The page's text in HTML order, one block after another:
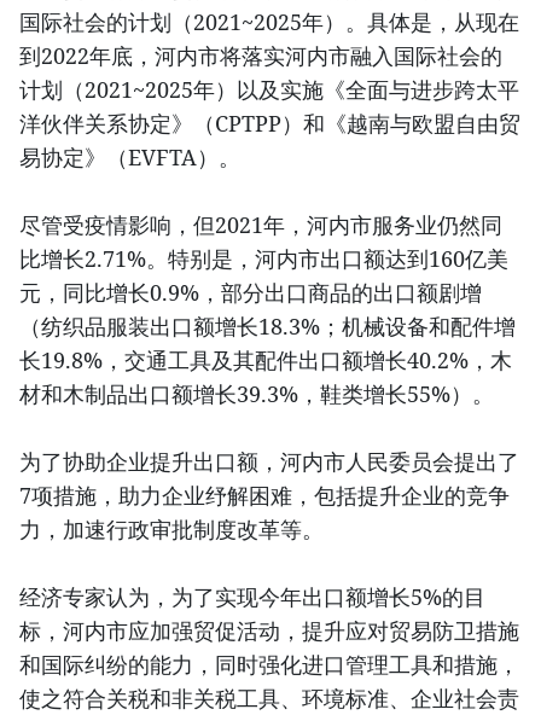
国际社会的计划（2021~2025年）。具体是，从现在
到2022年底，河内市将落实河内市融入国际社会的
计划（2021~2025年）以及实施《全面与进步跨太平
洋伙伴关系协定》（CPTPP）和《越南与欧盟自由贸
易协定》（EVFTA）。
尽管受疫情影响，但2021年，河内市服务业仍然同
比增长2.71%。特别是，河内市出口额达到160亿美
元，同比增长0.9%，部分出口商品的出口额剧增
（纺织品服装出口额增长18.3%；机械设备和配件增
长19.8%，交通工具及其配件出口额增长40.2%，木
材和木制品出口额增长39.3%，鞋类增长55%）。
为了协助企业提升出口额，河内市人民委员会提出了
7项措施，助力企业纾解困难，包括提升企业的竞争
力，加速行政审批制度改革等。
经济专家认为，为了实现今年出口额增长5%的目
标，河内市应加强贸促活动，提升应对贸易防卫措施
和国际纠纷的能力，同时强化进口管理工具和措施，
使之符合关税和非关税工具、环境标准、企业社会责